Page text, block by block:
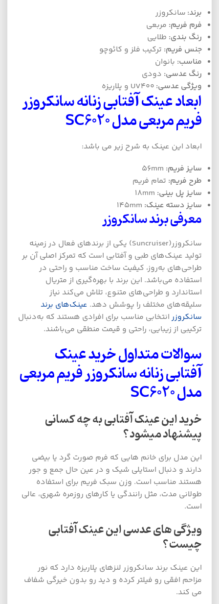
برند: سانکروزر
فرم فریم: مربعی
رنگ بندی: طلایی
جنس فریم: ترکیب فلز و کائوچو
مناسب: بانوان
رنگ عدسی: دودی
ویژگی عدسی: UV400 و پلاریزه
ابعاد عینک آفتابی زنانه سانکروزر
فریم مربعی مدل SC6020
ابعاد این عینک به شرح زیر می باشد:
سایز فریم: 56mm
طرح فریم: تمام فریم
سایز پل بینی: 18mm
سایز دسته عینک: 145mm
معرفی برند سانکروزر
سانکروزر(Suncruiser) یکی از برندهای فعال در زمینه
تولید عینک‌های طبی و آفتابی است که تمرکز اصلی آن بر
طراحی‌های به‌روز، کیفیت ساخت مناسب و راحتی در
استفاده می‌باشد. این برند با بهره‌گیری از متریال
استاندارد و طراحی‌های متنوع، تلاش می‌کند نیاز
سلیقه‌های مختلف را پوشش دهد. عینک‌های برند
سانکروزرانتخابی مناسب برای افرادی هستند که به‌دنبال
ترکیبی از زیبایی، راحتی و قیمت منطقی می‌باشند.
سوالات متداول خرید عینک
آفتابی زنانه سانکروزر فریم مربعی
مدل SC6020
خرید این عینک آفتابی به چه کسانی
پیشنهاد میشود؟
این مدل برای خانم هایی که فرم صورت گرد یا بیضی
دارند و دنبال استایلی شیک و در عین حال جمع و جور
هستند مناسب است. وزن سبک فریم برای استفاده
طولانی مدت، مثل رانندگی یا کارهای روزمره شهری، عالی
است.
ویژگی های عدسی این عینک آفتابی
چیست؟
این عینک برند سانکروزر لنزهای پلاریزه دارد که نور
مزاحم افقی رو فیلتر کرده و دید رو بدون خیرگی شفاف
می کند.